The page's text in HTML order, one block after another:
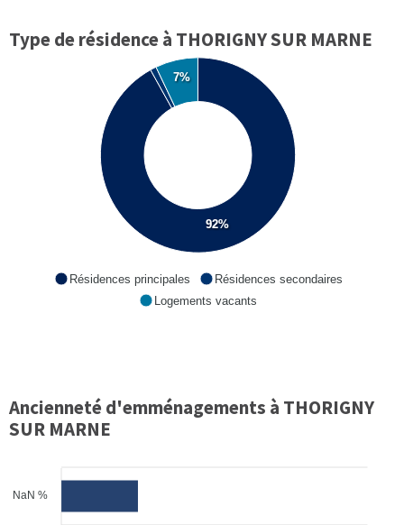
Type de résidence à THORIGNY SUR MARNE
92%
7%
Résidences principales
Résidences secondaires
Logements vacants
Ancienneté d'emménagements à THORIGNY
SUR MARNE
NaN %